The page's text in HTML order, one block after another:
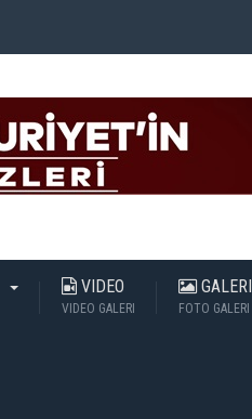
VIDEO
VIDEO GALERI
GALERI
FOTO GALERI